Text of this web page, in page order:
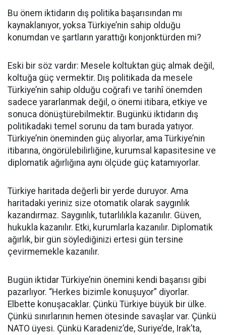
Bu önem iktidarın dış politika başarısından mı
kaynaklanıyor, yoksa Türkiye’nin sahip olduğu
konumdan ve şartların yarattığı konjonktürden mi?
Eski bir söz vardır: Mesele koltuktan güç almak değil,
koltuğa güç vermektir. Dış politikada da mesele
Türkiye’nin sahip olduğu coğrafi ve tarihî önemden
sadece yararlanmak değil, o önemi itibara, etkiye ve
sonuca dönüştürebilmektir. Bugünkü iktidarın dış
politikadaki temel sorunu da tam burada yatıyor.
Türkiye’nin öneminden güç alıyorlar, ama Türkiye’nin
itibarına, öngörülebilirliğine, kurumsal kapasitesine ve
diplomatik ağırlığına aynı ölçüde güç katamıyorlar.
Türkiye haritada değerli bir yerde duruyor. Ama
haritadaki yeriniz size otomatik olarak saygınlık
kazandırmaz. Saygınlık, tutarlılıkla kazanılır. Güven,
hukukla kazanılır. Etki, kurumlarla kazanılır. Diplomatik
ağırlık, bir gün söylediğinizi ertesi gün tersine
çevirmemekle kazanılır.
Bugün iktidar Türkiye’nin önemini kendi başarısı gibi
pazarlıyor. “Herkes bizimle konuşuyor” diyorlar.
Elbette konuşacaklar. Çünkü Türkiye büyük bir ülke.
Çünkü sınırlarının hemen ötesinde savaşlar var. Çünkü
NATO üyesi. Çünkü Karadeniz’de, Suriye’de, Irak’ta,